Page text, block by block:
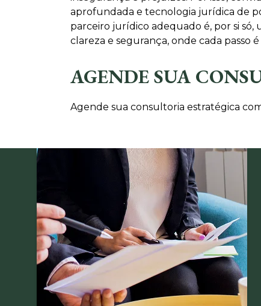
aprofundada e tecnologia jurídica de
parceiro jurídico adequado é, por si
clareza e segurança, onde cada passo
AGENDE SUA
Agende sua consultoria estratégica